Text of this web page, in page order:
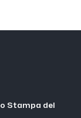
Stampa del